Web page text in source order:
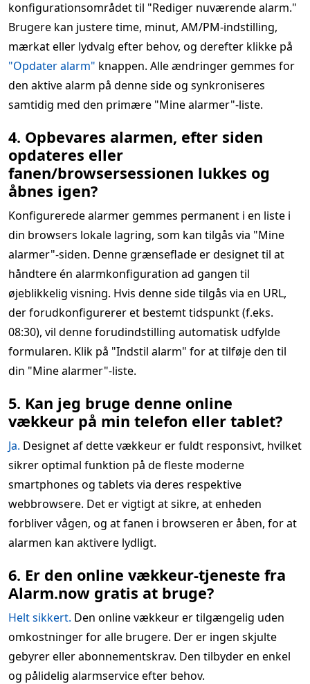
konfigurationsområdet til "Rediger nuværende alarm."
Brugere kan justere time, minut, AM/PM-indstilling,
mærkat eller lydvalg efter behov, og derefter klikke på
"Opdater alarm" knappen. Alle ændringer gemmes for
den aktive alarm på denne side og synkroniseres
samtidig med den primære "Mine alarmer"-liste.
4. Opbevares alarmen, efter siden
opdateres eller
fanen/browsersessionen lukkes og
åbnes igen?
Konfigurerede alarmer gemmes permanent i en liste i
din browsers lokale lagring, som kan tilgås via "Mine
alarmer"-siden. Denne grænseflade er designet til at
håndtere én alarmkonfiguration ad gangen til
øjeblikkelig visning. Hvis denne side tilgås via en URL,
der forudkonfigurerer et bestemt tidspunkt (f.eks.
08:30), vil denne forudindstilling automatisk udfylde
formularen. Klik på "Indstil alarm" for at tilføje den til
din "Mine alarmer"-liste.
5. Kan jeg bruge denne online
vækkeur på min telefon eller tablet?
Ja. Designet af dette vækkeur er fuldt responsivt, hvilket
sikrer optimal funktion på de fleste moderne
smartphones og tablets via deres respektive
webbrowsere. Det er vigtigt at sikre, at enheden
forbliver vågen, og at fanen i browseren er åben, for at
alarmen kan aktivere lydligt.
6. Er den online vækkeur-tjeneste fra
Alarm.now gratis at bruge?
Helt sikkert. Den online vækkeur er tilgængelig uden
omkostninger for alle brugere. Der er ingen skjulte
gebyrer eller abonnementskrav. Den tilbyder en enkel
og pålidelig alarmservice efter behov.